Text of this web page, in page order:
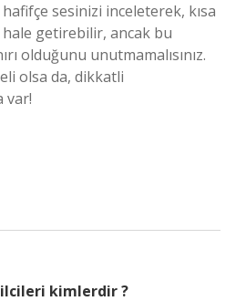
sesinizi inceleterek, kısa
getirebilir, ancak bu
olduğunu unutmamalısınız.
olsa da, dikkatli
var!
kimlerdir ?